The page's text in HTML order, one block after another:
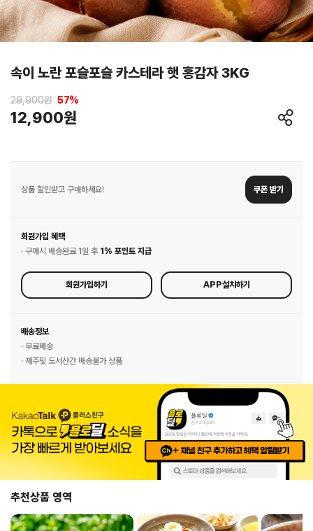
속이 노란 포슬포슬 카스테라 햇 홍감자 3KG
29,900원 57%
12,900원
상품 할인받고 구매하세요! 쿠폰 받기
회원가입 혜택
· 구매시 배송완료 1일 후 1% 포인트 지급
회원가입하기 APP설치하기
배송정보
· 무료배송
· 제주및 도서산간 배송불가 상품
추천상품 영역